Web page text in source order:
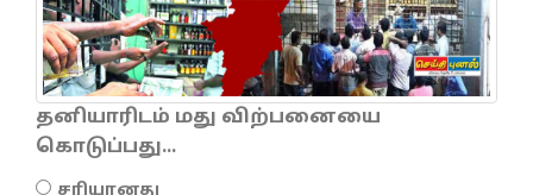
தனியாரிடம் மது விற்பனையை
கொடுப்பது...